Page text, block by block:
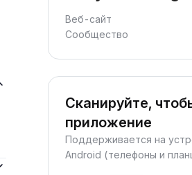
Веб-сайт
Сообщество
Сканируйте,
приложение
Поддерживается на
Android (телефоны и